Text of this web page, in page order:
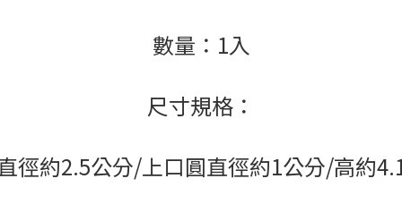
數量：1入
尺寸規格：
徑約2.5公分/上口圓直徑約1公分/高約